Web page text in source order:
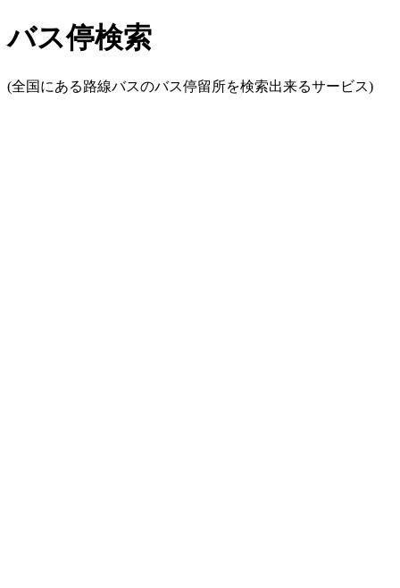
バス停検索
(全国にある路線バスのバス停留所を検索出来るサービス)